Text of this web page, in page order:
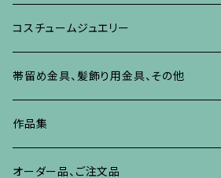
イヤリング、ピアス
ブローチ
イヤリング・ピアス
その他の蒔絵のアクセサリー
リング
ブレスレット、バングル、その他
ネックレス、ペンダント
リング
ブレスレット、バングル、その他
イヤリング、ピアス
ネックレス、ペンダント
ブレスレット、その他
リング
ブローチ
イヤリング、ピアス
ネックレス、ペンダント
リング
コスチュームジュエリー
ブローチ
イヤリング、ピアス
ネックレス、ペンダント
帯留め金具、髪飾り用金具、その他
作品集
オーダー品、ご注文品